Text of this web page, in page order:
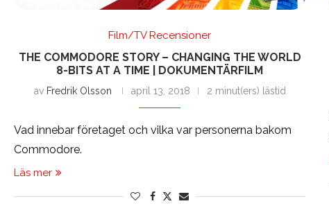
Film/TV Recensioner
THE COMMODORE STORY – CHANGING THE WORLD
8-BITS AT A TIME | DOKUMENTÄRFILM
av Fredrik Olsson april 13, 2018 2 minut(ers) lästid
Vad innebar företaget och vilka var personerna bakom
Commodore.
Läs mer